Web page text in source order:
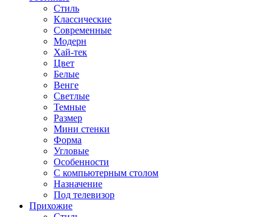
Стиль
Классические
Современные
Модерн
Хай-тек
Цвет
Белые
Венге
Светлые
Темные
Размер
Мини стенки
Форма
Угловые
Особенности
С компьютерным столом
Назначение
Под телевизор
Прихожие